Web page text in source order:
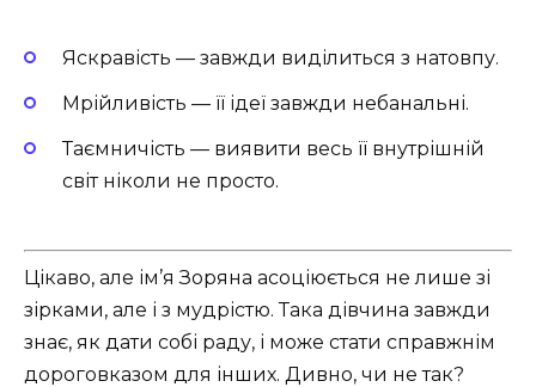
Яскравість — завжди виділиться з натовпу.
Мрійливість — її ідеї завжди небанальні.
Таємничість — виявити весь її внутрішній
світ ніколи не просто.
Цікаво, але ім’я Зоряна асоціюється не лише зі
зірками, але і з мудрістю. Така дівчина завжди
знає, як дати собі раду, і може стати справжнім
дороговказом для інших. Дивно, чи не так?